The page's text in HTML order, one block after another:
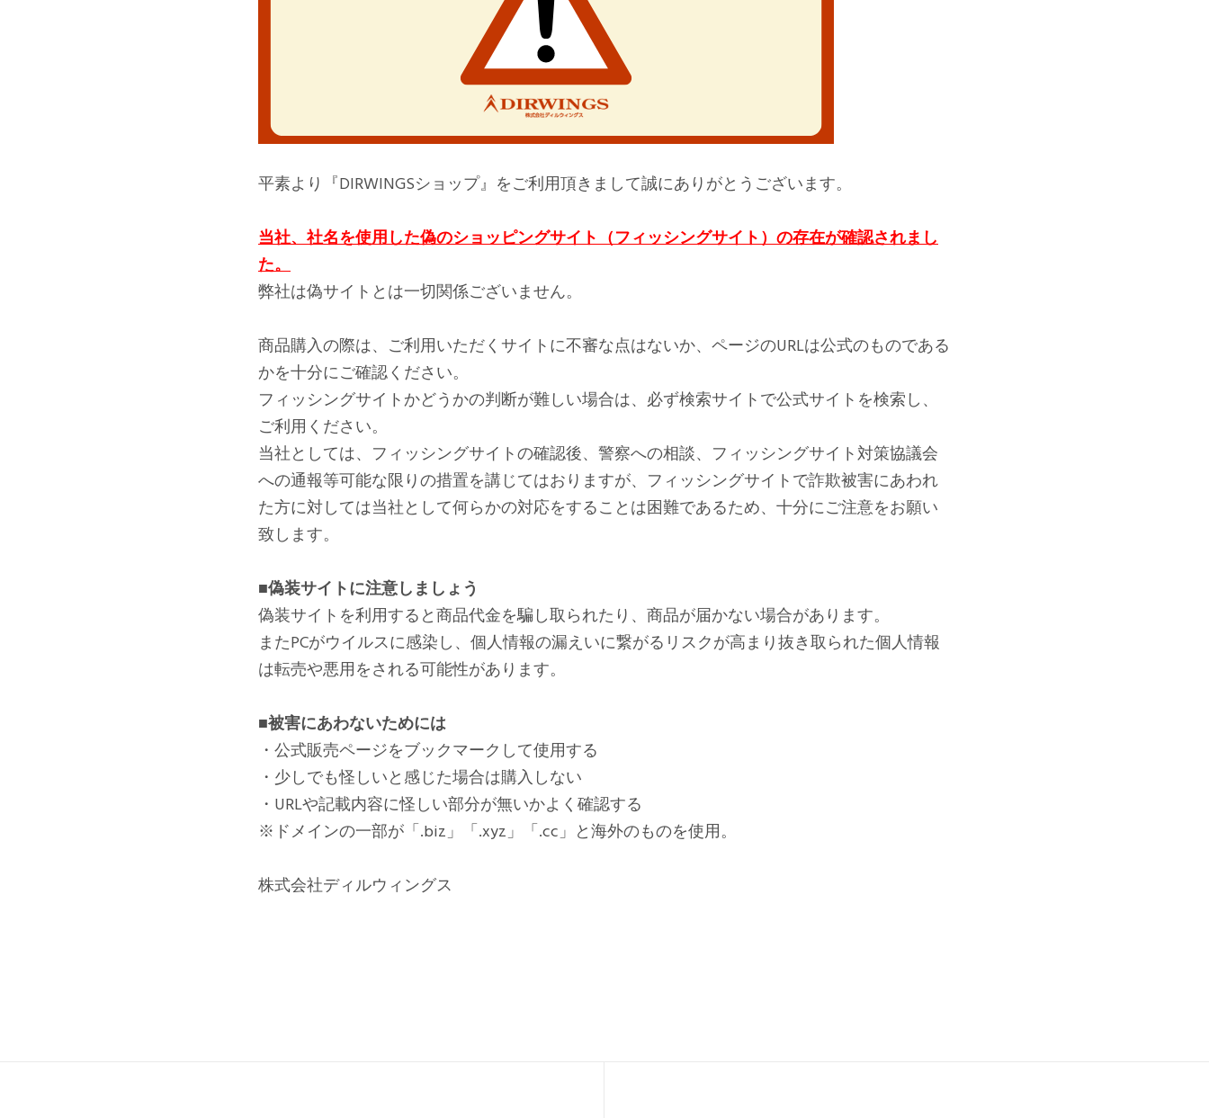
平素より『DIRWINGSショップ』をご利用頂きまして誠にありがとうございます。
当社、社名を使用した偽のショッピングサイト（フィッシングサイト）の存在が確認されまし
た。
弊社は偽サイトとは一切関係ございません。
商品購入の際は、ご利用いただくサイトに不審な点はないか、ページのURLは公式のものである
かを十分にご確認ください。
フィッシングサイトかどうかの判断が難しい場合は、必ず検索サイトで公式サイトを検索し、
ご利用ください。
当社としては、フィッシングサイトの確認後、警察への相談、フィッシングサイト対策協議会
への通報等可能な限りの措置を講じてはおりますが、フィッシングサイトで詐欺被害にあわれ
た方に対しては当社として何らかの対応をすることは困難であるため、十分にご注意をお願い
致します。
■偽装サイトに注意しましょう
偽装サイトを利用すると商品代金を騙し取られたり、商品が届かない場合があります。
またPCがウイルスに感染し、個人情報の漏えいに繋がるリスクが高まり抜き取られた個人情報
は転売や悪用をされる可能性があります。
■被害にあわないためには
・公式販売ページをブックマークして使用する
・少しでも怪しいと感じた場合は購入しない
・URLや記載内容に怪しい部分が無いかよく確認する
※ドメインの一部が「.biz」「.xyz」「.cc」と海外のものを使用。
株式会社ディルウィングス